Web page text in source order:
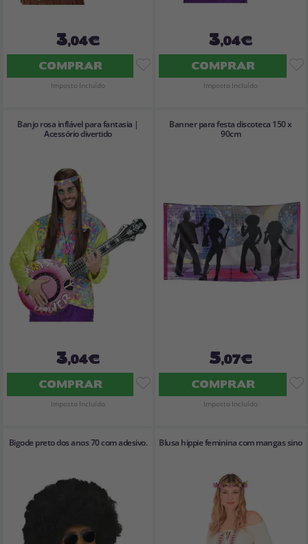
3,04€
COMPRAR
Imposto Incluído
3,04€
COMPRAR
Imposto Incluído
Banjo rosa inflável para fantasia |
Acessório divertido
3,04€
COMPRAR
Imposto Incluído
Banner para festa discoteca 150 x
90cm
5,07€
COMPRAR
Imposto Incluído
Bigode preto dos anos 70 com adesivo. Blusa hippie feminina com mangas sino